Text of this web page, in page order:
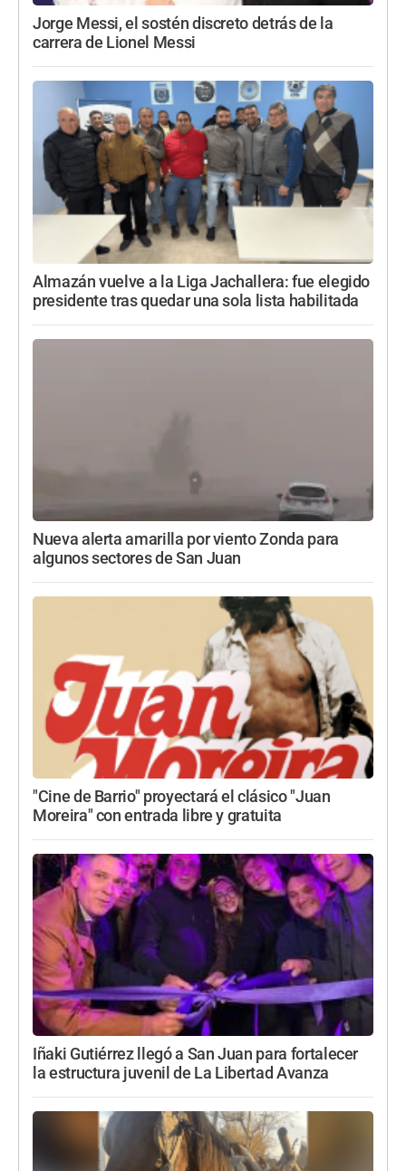
Jorge Messi, el sostén discreto detrás de la
carrera de Lionel Messi
Almazán vuelve a la Liga Jachallera: fue elegido
presidente tras quedar una sola lista habilitada
Nueva alerta amarilla por viento Zonda para
algunos sectores de San Juan
"Cine de Barrio" proyectará el clásico "Juan
Moreira" con entrada libre y gratuita
Iñaki Gutiérrez llegó a San Juan para fortalecer
la estructura juvenil de La Libertad Avanza